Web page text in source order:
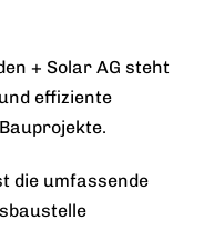
+ Solar AG steht
effiziente
die umfassende